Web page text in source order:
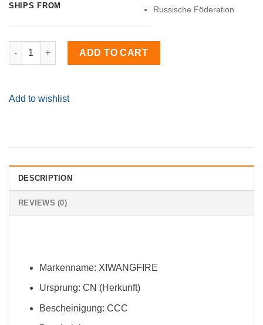
SHIPS FROM
Russische Föderation
Cob Flutlicht Led-scheinwerfer Im Freien Haushalt Tragbaren
ADD TO CART
Add to wishlist
DESCRIPTION
REVIEWS (0)
Markenname: XIWANGFIRE
Ursprung: CN (Herkunft)
Bescheinigung: CCC